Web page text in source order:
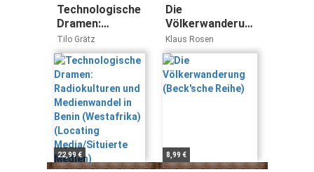
Technologische
Dramen:
Radiokulturen
und
Medienwandel in
Benin
(Westafrika)
(Locating
Media/Situierte
Medien)
Tilo Grätz
22,99 €
Die
Völkerwanderung
(Beck'sche
Reihe)
Klaus Rosen
8,99 €